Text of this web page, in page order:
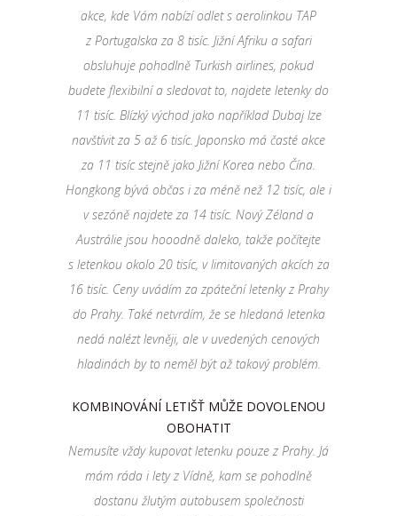
akce, kde Vám nabízí odlet s aerolinkou TAP
z Portugalska za 8 tisíc. Jižní Afriku a safari
obsluhuje pohodlně Turkish airlines, pokud
budete flexibilní a sledovat to, najdete letenky do
11 tisíc. Blízký východ jako například Dubaj lze
navštívit za 5 až 6 tisíc. Japonsko má časté akce
za 11 tisíc stejně jako Jižní Korea nebo Čína.
Hongkong bývá občas i za méně než 12 tisíc, ale i
v sezóně najdete za 14 tisíc. Nový Zéland a
Austrálie jsou hooodně daleko, takže počítejte
s letenkou okolo 20 tisíc, v limitovaných akcích za
16 tisíc. Ceny uvádím za zpáteční letenky z Prahy
do Prahy. Také netvrdím, že se hledaná letenka
nedá nalézt levněji, ale v uvedených cenových
hladinách by to neměl být až takový problém.
KOMBINOVÁNÍ LETIŠŤ MŮŽE DOVOLENOU
OBOHATIT
Nemusíte vždy kupovat letenku pouze z Prahy. Já
mám ráda i lety z Vídně, kam se pohodlně
dostanu žlutým autobusem společnosti